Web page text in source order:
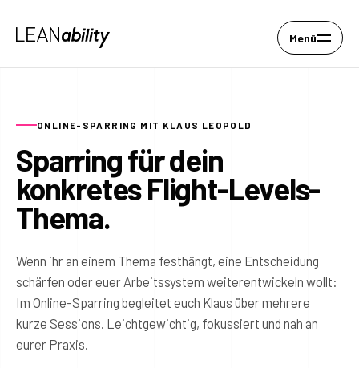
Menü
ONLINE-SPARRING MIT KLAUS LEOPOLD
Sparring für dein
konkretes Flight-Levels-
Thema.
Wenn ihr an einem Thema festhängt, eine Entscheidung
schärfen oder euer Arbeitssystem weiterentwickeln wollt:
Im Online-Sparring begleitet euch Klaus über mehrere
kurze Sessions. Leichtgewichtig, fokussiert und nah an
eurer Praxis.